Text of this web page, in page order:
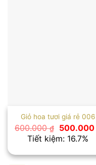
Giỏ hoa tươi giá rẻ 006
600.000₫
Giá
gốc
là:
500.000
Tiết kiệm: 16.7%